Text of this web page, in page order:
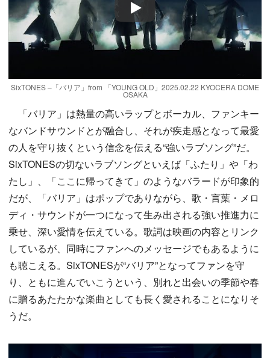
Play
SixTONES –「バリア」from 「YOUNG OLD」2025.02.22 KYOCERA DOME
OSAKA
「バリア」は熱量の高いラップとボーカル、ファンキー
なバンドサウンドとが融合し、それが疾走感となって最愛
の人を守り抜くという信念を伝える“強いラブソング”だ。
SixTONESの切ないラブソングといえば「ふたり」や「わ
たし」、「ここに帰ってきて」のようなバラードが印象的
だが、「バリア」はポップでありながら、歌・言葉・メロ
ディ・サウンドが一つになって生み出される強い推進力に
乗せ、深い愛情を伝えている。歌詞は映画の内容とリンク
しているが、同時にファンへのメッセージでもあるように
も聴こえる。SixTONESが“バリア”となってファンを守
り、ともに進んでいこうという、別れと出会いの季節や春
に贈るあたたかな楽曲としても長く愛されることになりそ
うだ。